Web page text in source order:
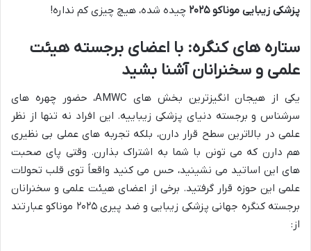
پزشکی زیبایی موناکو ۲۰۲۵
چیده شده، هیچ چیزی کم نداره!
ستاره های کنگره: با اعضای برجسته هیئت
علمی و سخنرانان آشنا بشید
یکی از هیجان انگیزترین بخش های AMWC، حضور چهره های
سرشناس و برجسته دنیای پزشکی زیباییه. این افراد نه تنها از نظر
علمی در بالاترین سطح قرار دارن، بلکه تجربه های عملی بی نظیری
هم دارن که می تونن با شما به اشتراک بذارن. وقتی پای صحبت
های این اساتید می نشینید، حس می کنید واقعاً توی قلب تحولات
علمی این حوزه قرار گرفتید. برخی از اعضای هیئت علمی و سخنرانان
برجسته کنگره جهانی پزشکی زیبایی و ضد پیری ۲۰۲۵ موناکو عبارتند
از: